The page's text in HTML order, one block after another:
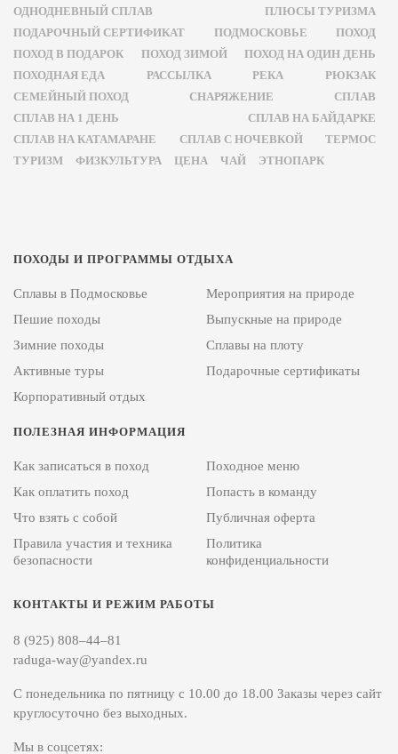
ОДНОДНЕВНЫЙ СПЛАВ
ПЛЮСЫ ТУРИЗМА
ПОДАРОЧНЫЙ СЕРТИФИКАТ
ПОДМОСКОВЬЕ
ПОХОД
ПОХОД В ПОДАРОК
ПОХОД ЗИМОЙ
ПОХОД НА ОДИН ДЕНЬ
ПОХОДНАЯ ЕДА
РАССЫЛКА РЕКА
РЮКЗАК
СЕМЕЙНЫЙ ПОХОД
СНАРЯЖЕНИЕ
СПЛАВ
СПЛАВ НА 1 ДЕНЬ
СПЛАВ НА БАЙДАРКЕ
СПЛАВ НА КАТАМАРАНЕ
СПЛАВ С НОЧЕВКОЙ
ТЕРМОС
ТУРИЗМ
ФИЗКУЛЬТУРА ЦЕНА ЧАЙ ЭТНОПАРК
ПОХОДЫ И ПРОГРАММЫ ОТДЫХА
Сплавы в Подмосковье
Пешие походы
Зимние походы
Активные туры
Корпоративный отдых
Мероприятия на природе
Выпускные на природе
Сплавы на плоту
Подарочные сертификаты
ПОЛЕЗНАЯ ИНФОРМАЦИЯ
Как записаться в поход
Как оплатить поход
Что взять с собой
Правила участия и техника
безопасности
Походное меню
Попасть в команду
Публичная оферта
Политика
конфиденциальности
КОНТАКТЫ И РЕЖИМ РАБОТЫ
8 (925) 808–44–81
raduga-way@yandex.ru
С понедельника по пятницу с 10.00 до 18.00 Заказы через сайт
круглосуточно без выходных.
Мы в соцсетях: